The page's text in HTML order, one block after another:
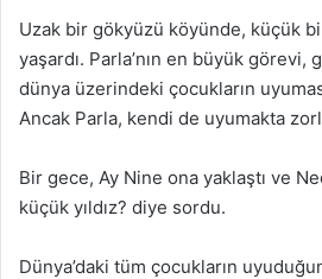
Uzak bir gökyüzü köyünde, küçük
yaşardı. Parla’nın en büyük görevi,
dünya üzerindeki çocukların
Ancak Parla, kendi de uyumakta
Bir gece, Ay Nine ona yaklaştı ve
küçük yıldız? diye sordu.
Dünya’daki tüm çocukların